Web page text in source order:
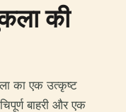
की
का एक उत्कृष्ट
बाहरी और एक